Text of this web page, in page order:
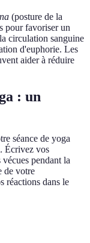
(posture de la
pour favoriser un
circulation sanguine
d'euphorie. Les
aider à réduire
: un
séance de yoga
Écrivez vos
pendant la
de votre
réactions dans le